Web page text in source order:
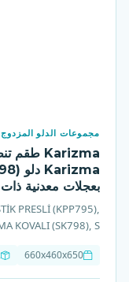
مجموعات الدلو المزدوج
بعجلات معدنية
PRESLİ (KPP795),
KOVALI (SK798), S...
660x460x650